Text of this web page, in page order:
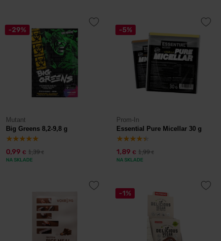
-29%
Mutant
Big Greens 8,2-9,8 g
0,99 € 1,39€
NA SKLADE
-5%
Prom-In
Essential Pure Micellar 30 g
1,89 € 1,99€
NA SKLADE
-1%